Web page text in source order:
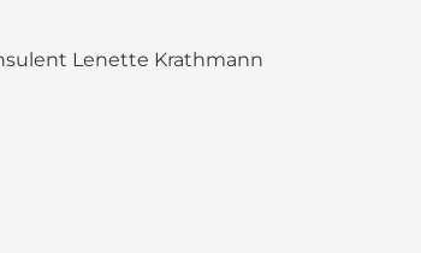
Lenette Krathmann